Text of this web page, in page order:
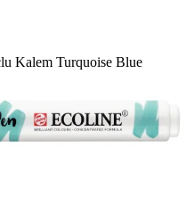
Kalem Turquoise Blue